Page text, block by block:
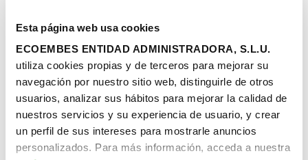
Esta página web usa cookies
ECOEMBES ENTIDAD ADMINISTRADORA, S.L.U.
utiliza cookies propias y de terceros para mejorar su
navegación por nuestro sitio web, distinguirle de otros
usuarios, analizar sus hábitos para mejorar la calidad de
nuestros servicios y su experiencia de usuario, y crear
un perfil de sus intereses para mostrarle anuncios
personalizados. Para más información, acceda a nuestra
contenedores de reciclaje, podéis encontrar toda la
información en Dudas del Reciclaje. ¿Sabías dóndetirar el
aceite usado? ¿Y lostapones de corcho ? ¿Qué se debe
tirar en el contenedor de restos y en los puntos limpios?
También podéis consultar todas vuestras dudas aAIRE
primer asistente virtual inteligente de Ecoembes.